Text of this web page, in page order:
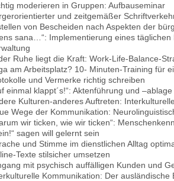
moderieren in Gruppen: Aufbauseminar
und zeitgemäßer
von Bescheiden nach Aspekten der
sana…“: Implementierung eines
Ruhe liegt die Kraft: Work-Life-Balance-
am Arbeitsplatz? 10- Minuten-Training für
und Vermerke richtig schreiben
einmal klappt´s!“: Aktenführung und
Kulturen-anderes Auftreten:
Wege der Kommunikation:
wir ticken, wie wir ticken“:
sagen will gelernt sein
und Stimme im dienstlichen Alltag
Texte stilsicher umsetzen
mit psychisch auffälligen Kunden und
Kommunikation: Der ausländische